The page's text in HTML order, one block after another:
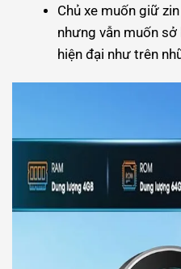
Chủ xe muốn giữ
nhưng vẫn muốn
hiện đại như trên